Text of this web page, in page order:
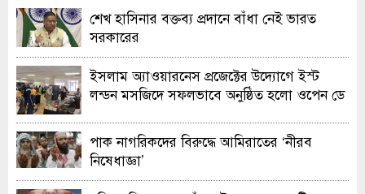
শেখ হাসিনার বক্তব্য প্রদানে বাঁধা নেই ভারত
সরকারের
ইসলাম অ্যাওয়ারনেস প্রজেক্টের উদ্যোগে ইস্ট
লন্ডন মসজিদে সফলভাবে অনুষ্ঠিত হলো ওপেন ডে
পাক নাগরিকদের বিরুদ্ধে আমিরাতের ‘নীরব
নিষেধাজ্ঞা’